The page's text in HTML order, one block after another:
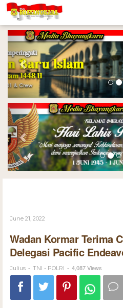
Previous
Previous
June 21, 2022
Wadan Kormar Terima
Delegasi Pacific
Julius - TNI - POLRI - 4,087 Views